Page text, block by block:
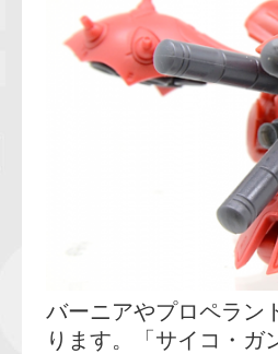
バーニアやプロペラン
ります。「サイコ・ガ